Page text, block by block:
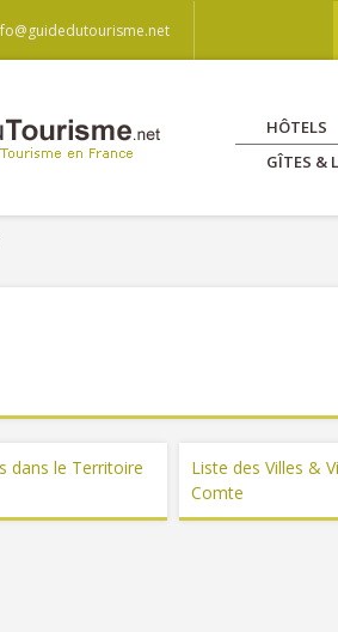
HÔTELS
GÎTES &
dans le Territoire
Liste des Villes &
Comte